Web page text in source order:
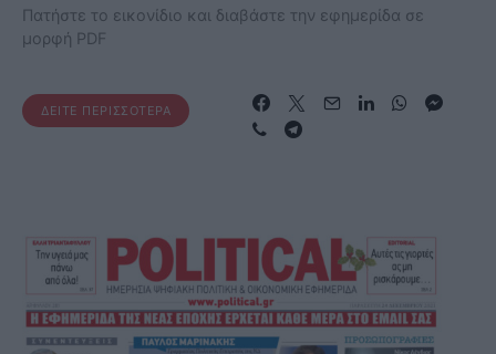
Πατήστε το εικονίδιο και διαβάστε την εφημερίδα σε
μορφή PDF
ΔΕΊΤΕ ΠΕΡΙΣΣΌΤΕΡΑ